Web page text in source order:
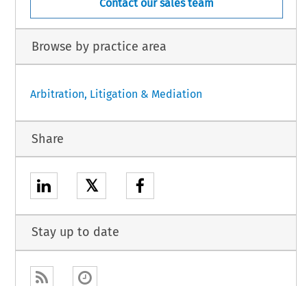
Contact our sales team
Browse by practice area
Arbitration, Litigation & Mediation
Share
𝕏
Stay up to date